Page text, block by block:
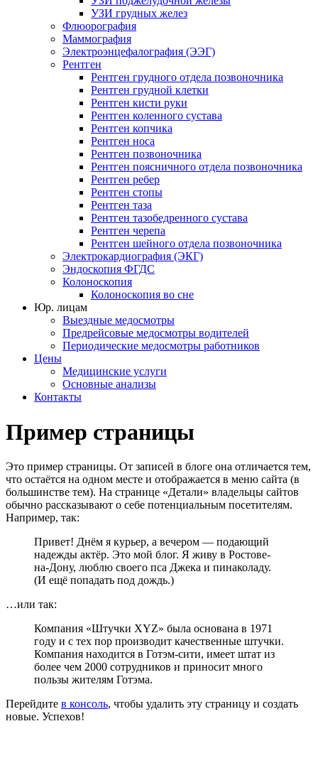
УЗИ грудных желез
Флюорография
Маммография
Электроэнцефалография (ЭЭГ)
Рентген
Рентген грудного отдела позвоночника
Рентген грудной клетки
Рентген кисти руки
Рентген коленного сустава
Рентген копчика
Рентген носа
Рентген позвоночника
Рентген поясничного отдела позвоночника
Рентген ребер
Рентген стопы
Рентген таза
Рентген тазобедренного сустава
Рентген черепа
Рентген шейного отдела позвоночника
Электрокардиография (ЭКГ)
Эндоскопия ФГДС
Колоноскопия
Колоноскопия во сне
Юр. лицам
Выездные медосмотры
Предрейсовые медосмотры водителей
Периодические медосмотры работников
Цены
Медицинские услуги
Основные анализы
Контакты
Пример страницы
Это пример страницы. От записей в блоге она отличается тем,
что остаётся на одном месте и отображается в меню сайта (в
большинстве тем). На странице «Детали» владельцы сайтов
обычно рассказывают о себе потенциальным посетителям.
Например, так:
Привет! Днём я курьер, а вечером — подающий
надежды актёр. Это мой блог. Я живу в Ростове-
на-Дону, люблю своего пса Джека и пинаколаду.
(И ещё попадать под дождь.)
…или так:
Компания «Штучки XYZ» была основана в 1971
году и с тех пор производит качественные штучки.
Компания находится в Готэм-сити, имеет штат из
более чем 2000 сотрудников и приносит много
пользы жителям Готэма.
Перейдите в консоль, чтобы удалить эту страницу и создать
новые. Успехов!